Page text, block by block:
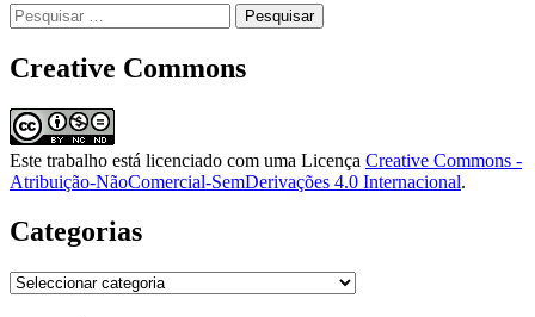
Pesquisar
por:
Creative Commons
Este trabalho está licenciado com uma Licença Creative Commons -
Atribuição-NãoComercial-SemDerivações 4.0 Internacional.
Categorias
Categorias